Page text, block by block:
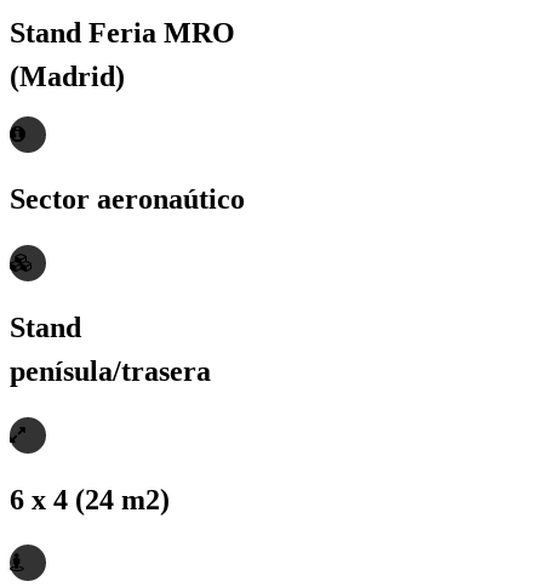
Stand Feria MRO
(Madrid)
Sector aeronaútico
Stand
penísula/trasera
6 x 4 (24 m2)